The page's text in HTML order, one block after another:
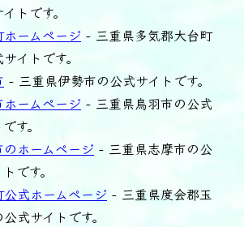
トです。
ホームページ - 三重県多気郡大台町
イトです。
- 三重県伊勢市の公式サイトです。
ホームページ - 三重県鳥羽市の公式
す。
のホームページ - 三重県志摩市の公
です。
式ホームページ - 三重県度会郡玉
式サイトです。